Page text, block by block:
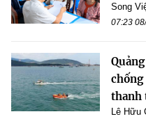
Song
07:23
chống
thanh
Lê Hữu